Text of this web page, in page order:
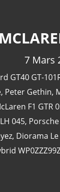
7 Mars
GT40 GT-
, Peter Gethin,
F1 GTR
045,
, Diorama